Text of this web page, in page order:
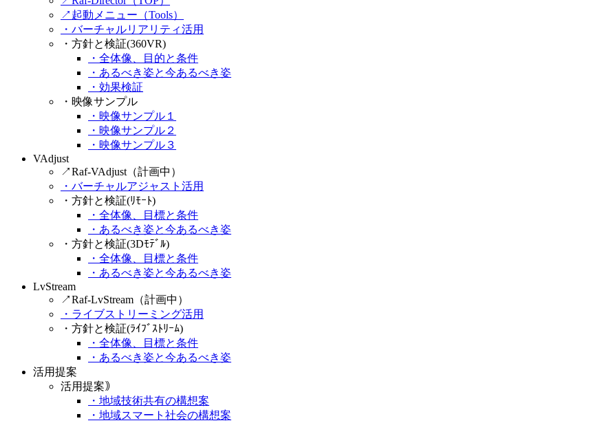
↗起動メニュー（Tools）
・バーチャルリアリティ活用
・方針と検証(360VR)
・全体像、目的と条件
・あるべき姿と今あるべき姿
・効果検証
・映像サンプル
・映像サンプル１
・映像サンプル２
・映像サンプル３
VAdjust
↗Raf-VAdjust（計画中）
・バーチャルアジャスト活用
・方針と検証(ﾘﾓｰﾄ)
・全体像、目標と条件
・あるべき姿と今あるべき姿
・方針と検証(3Dﾓﾃﾞﾙ)
・全体像、目標と条件
・あるべき姿と今あるべき姿
LvStream
↗Raf-LvStream（計画中）
・ライブストリーミング活用
・方針と検証(ﾗｲﾌﾞｽﾄﾘｰﾑ)
・全体像、目標と条件
・あるべき姿と今あるべき姿
活用提案
活用提案｠
・地域技術共有の構想案
・地域スマート社会の構想案